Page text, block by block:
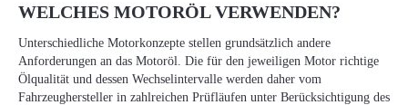
WELCHES MOTORÖL VERWENDEN?
Unterschiedliche Motorkonzepte stellen grundsätzlich andere
Anforderungen an das Motoröl. Die für den jeweiligen Motor richtige
Ölqualität und dessen Wechselintervalle werden daher vom
Fahrzeughersteller in zahlreichen Prüfläufen unter Berücksichtigung des